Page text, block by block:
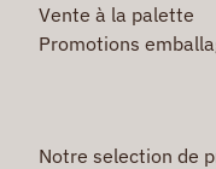
Vente à la palette
Promotions
Notre selection de